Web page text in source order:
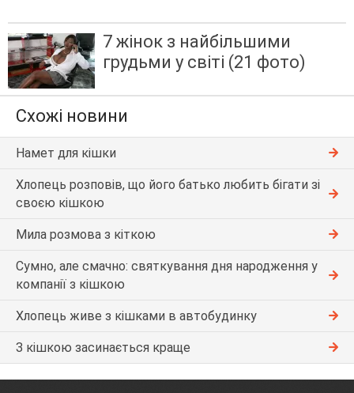
7 жінок з найбільшими
грудьми у світі (21 фото)
Схожі новини
Намет для кішки
Хлопець розповів, що його батько любить бігати зі
своєю кішкою
Мила розмова з кіткою
Сумно, але смачно: святкування дня народження у
компанії з кішкою
Хлопець живе з кішками в автобудинку
З кішкою засинається краще